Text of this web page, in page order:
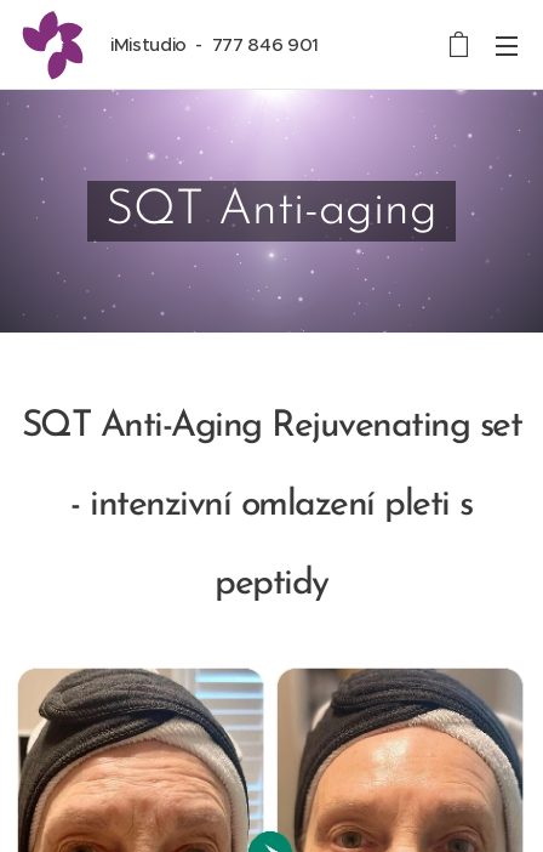
iMistudio - 777 846 901
SQT Anti-aging
SQT Anti-Aging Rejuvenating set
- intenzivní omlazení pleti s
peptidy